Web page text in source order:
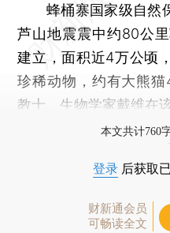
蜂桶寨国家级自然
芦山地震震中约80公
建立，面积近4万公顷
珍稀动物，约有大熊
教士、生物学家戴维在
本文共计760
登录 后获取
财新通会员
可畅读全文